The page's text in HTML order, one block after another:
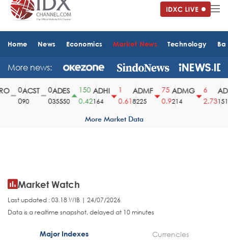
Home News Economics Market News Technology
More news:
ACST
90
ADES
35550
150
0.42
ADHI
164
0.61
ADMF
8225
75
0.9
ADMG
214
2.731510
More Market Data
Market Watch
Last updated : 03.18 WIB | 24/07/2026
Data is a realtime snapshot, delayed at 10 minutes
Major Indexes Currencies